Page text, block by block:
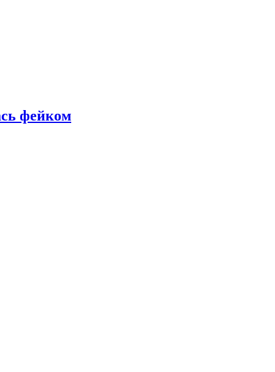
фейком